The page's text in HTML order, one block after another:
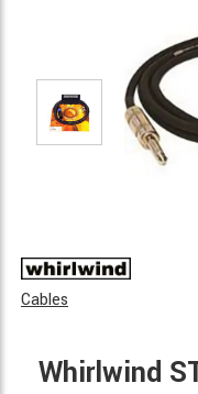
Cables
Whirlwind